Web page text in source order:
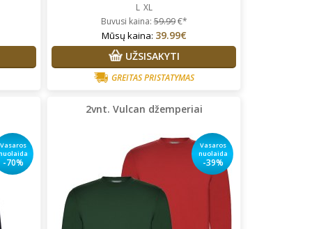
L XL
Buvusi kaina:59.99€*
Mūsų kaina: 39.99€
UŽSISAKYTI
GREITAS PRISTATYMAS
Vasaros
-70%
2vnt. Vulcan džemperiai
Vasaros
nuolaida
-39%